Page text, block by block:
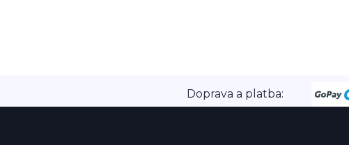
Doprava a platba: